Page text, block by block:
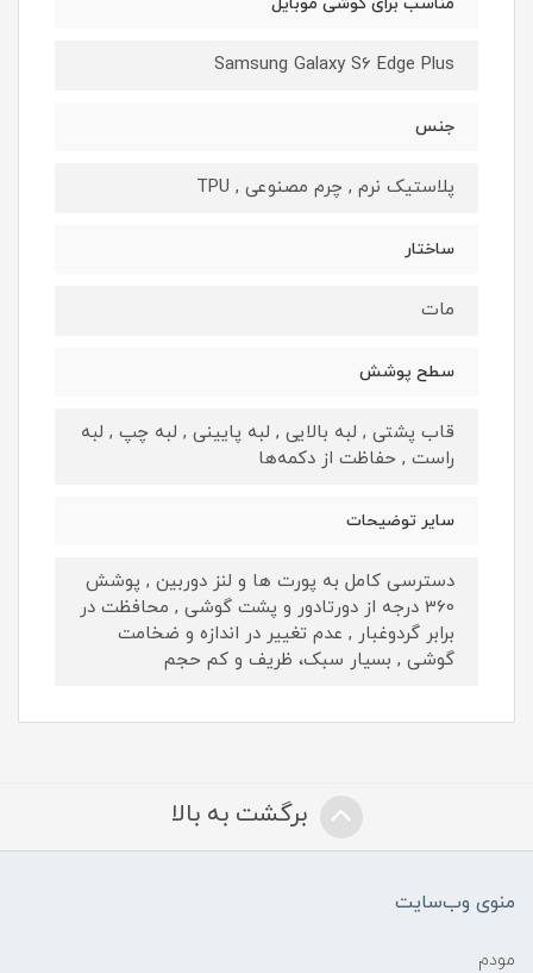
Samsung Galaxy S6 Edge Plus
جنس
پلاستیک نرم , چرم مصنوعی , TPU
ساختار
مات
سطح پوشش
قاب پشتی , لبه بالایی , لبه پایینی , لبه چپ , لبه
راست , حفاظت از دکمه‌ها
سایر توضیحات
دسترسی کامل به پورت ها و لنز دوربین , پوشش
360 درجه از دورتادور و پشت گوشی , محافظت در
برابر گردوغبار , عدم تغییر در اندازه و ضخامت
گوشی , بسیار سبک، ظریف و کم حجم
برگشت به بالا
منوی وب‌سایت
مودم